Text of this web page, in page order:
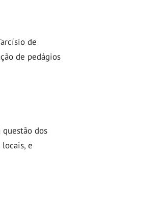
de
de pedágios
dos
e